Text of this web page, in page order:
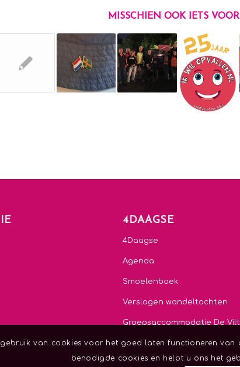
MISSCHIEN OOK IETS
4DAAGSE
4Daagse
Agenda
Smoelenboek
Verslagen wandeltochten
Groepsaccommodatie De Vilt
gebruik van cookies voor het goed laten functioneren
benodigde cookies en helpt u ons het